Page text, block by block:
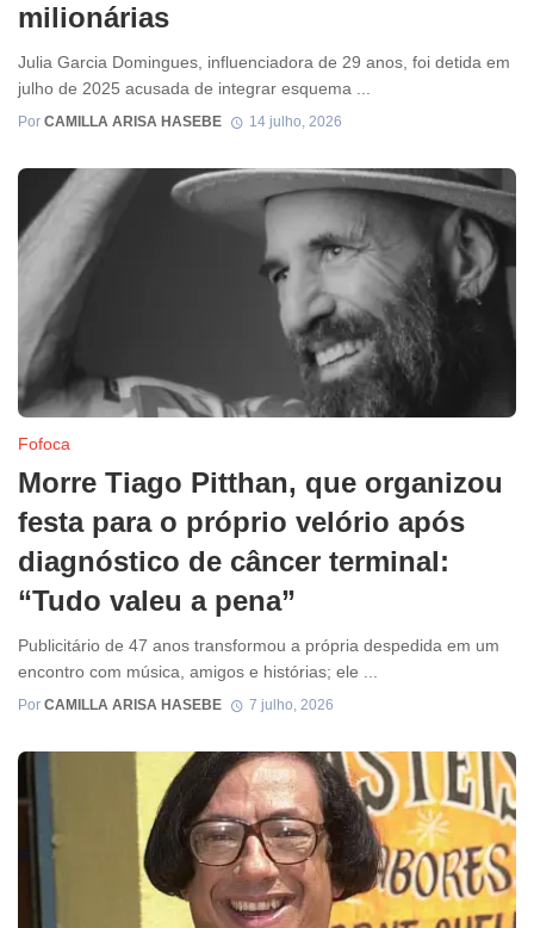
milionárias
Julia Garcia Domingues, influenciadora de 29 anos, foi detida em
julho de 2025 acusada de integrar esquema ...
Por CAMILLA ARISA HASEBE 14 julho, 2026
Fofoca
Morre Tiago Pitthan, que organizou
festa para o próprio velório após
diagnóstico de câncer terminal:
“Tudo valeu a pena”
Publicitário de 47 anos transformou a própria despedida em um
encontro com música, amigos e histórias; ele ...
Por CAMILLA ARISA HASEBE 7 julho, 2026